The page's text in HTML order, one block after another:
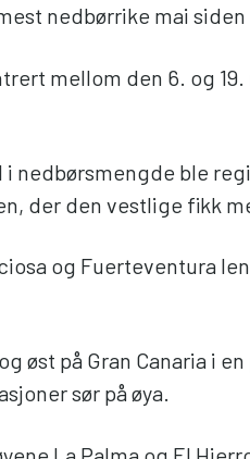
nedbørrike mai siden
mellom den 6. og
nedbørsmengde ble
der den vestlige fikk
og Fuerteventura
øst på Gran Canaria i
sør på øya.